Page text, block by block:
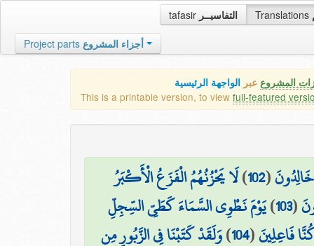
tafasir التفاسيــر Translations
Project parts أجزاء المشروع
المشروع عبر الواجهة الرئيسية
This is a printable version, to view full-featured
(
102
)لَا يَحْزُنُهُمُ الْفَزَعُ الْأَكْبَرُ
(
103
)يَوْمَ نَطْوِي السَّمَاءَ كَطَيِّ السِّجِلِّ
فَاعِلِينَ(
104
)وَلَقَدْ كَتَبْنَا فِي الزَّبُورِ مِن